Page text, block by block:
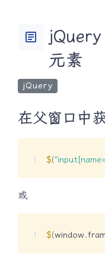
article
元素
jQuery
在父窗口中
$(
或
$(window.